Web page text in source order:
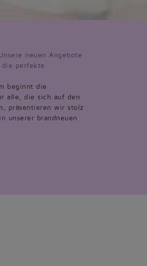
neuen Angebote
die perfekte
beginnt die
alle, die sich auf den
präsentieren wir stolz
unserer brandneuen